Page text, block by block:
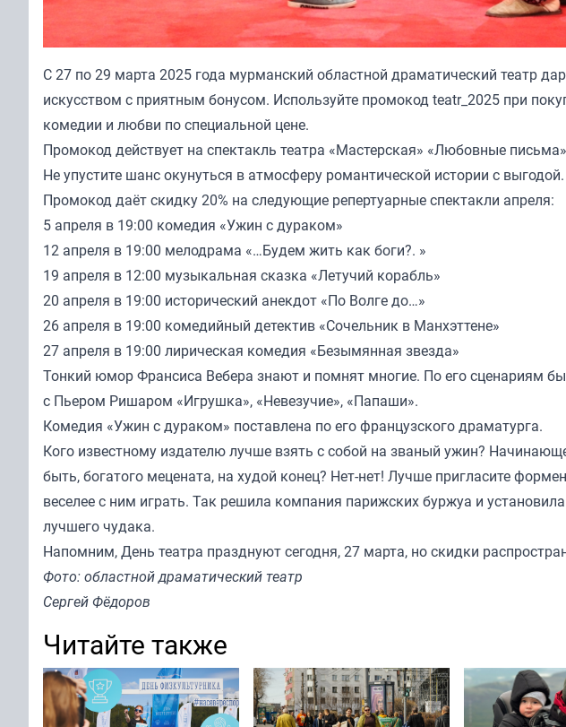
С 27 по 29 марта 2025 года мурманский областной драматический театр
искусством с приятным бонусом. Используйте промокод teatr_2025 при
комедии и любви по специальной цене.
Промокод действует на спектакль театра «Мастерская» «Любовные
Не упустите шанс окунуться в атмосферу романтической истории с
Промокод даёт скидку 20% на следующие репертуарные спектакли апреля:
5 апреля в 19:00 комедия «Ужин с дураком»
12 апреля в 19:00 мелодрама «…Будем жить как боги?. »
19 апреля в 12:00 музыкальная сказка «Летучий корабль»
20 апреля в 19:00 исторический анекдот «По Волге до…»
26 апреля в 19:00 комедийный детектив «Сочельник в Манхэттене»
27 апреля в 19:00 лирическая комедия «Безымянная звезда»
Тонкий юмор Франсиса Вебера знают и помнят многие. По его сценариям
с Пьером Ришаром «Игрушка», «Невезучие», «Папаши».
Комедия «Ужин с дураком» поставлена по его французского драматурга.
Кого известному издателю лучше взять с собой на званый ужин?
быть, богатого мецената, на худой конец? Нет-нет! Лучше пригласите
веселее с ним играть. Так решила компания парижских буржуа и
лучшего чудака.
Напомним, День театра празднуют сегодня, 27 марта, но скидки
Фото: областной драматический театр
Сергей Фёдоров
Читайте также